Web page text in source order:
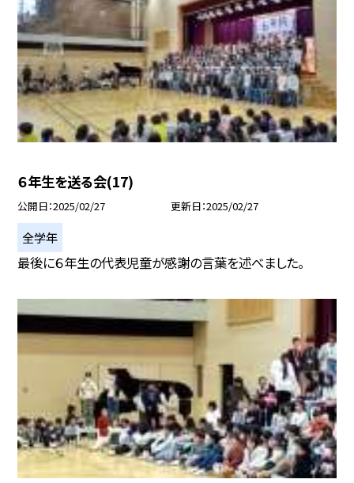
６年生を送る会(17)
公開日 2025/02/27 更新日 2025/02/27
全学年
最後に６年生の代表児童が感謝の言葉を述べました。